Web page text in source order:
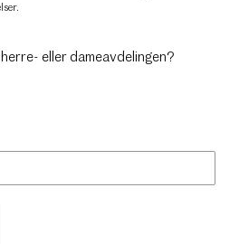
.
eller dameavdelingen?